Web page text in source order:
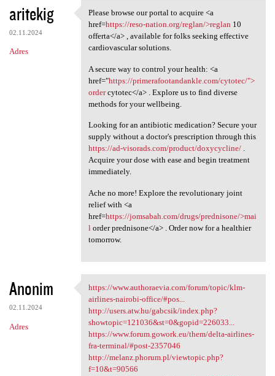
aritekig
02.11.2024
Adres
Please browse our portal to
Please browse our portal to acquire <a
href=https://reso-nation.org/reglan/>reglan 10
offerta</a> , available for folks seeking effective
cardiovascular solutions.
A secure way to control your health: <a
href="https://primerafootandankle.com/cytotec/">
ordercytotec</a> . Explore us to find diverse
methods for your wellbeing.
Looking for an antibiotic medication? Secure your
supply without a doctor's prescription through this
https://ad-visorads.com/product/doxycycline/.
Acquire your dose with ease and begin treatment
immediately.
Ache no more! Explore the revolutionary joint
relief with <a
href=https://jomsabah.com/drugs/prednisone/>mai
l order prednisone</a> . Order now for a healthier
tomorrow.
Anonim
02.11.2024
Adres
https://www.authoraevia.com
https://www.authoraevia.com/forum/topic/klm-
airlines-nairobi-office/#pos...
http://users.atw.hu/gabcsik/index.php?
showtopic=121036&st=0&gopid=226033...
https://www.forum.gowork.eu/them/delta-airlines-
fra-terminal/#post-2357046
http://melanz.phorum.pl/viewtopic.php?
f=10&t=90566